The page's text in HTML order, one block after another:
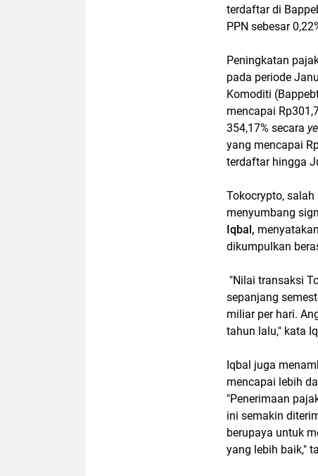
terdaftar di
PPN sebesar
Peningkatan
pada periode
Komoditi
mencapai
354,17% secara
yang mencapai
terdaftar hingga
Tokocrypto,
menyumbang
Iqbal,
dikumpulkan
"Nilai transaksi
sepanjang
miliar per hari.
tahun lalu," kata
Iqbal juga
mencapai lebih
"Penerimaan
ini semakin
berupaya untuk
yang lebih baik,"